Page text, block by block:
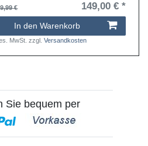
€ 149,00 € *
In den Warenkorb
MwSt. zzgl.Versandkosten
bequem per